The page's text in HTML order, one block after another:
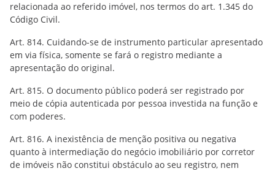
relacionada ao referido imóvel, nos termos do art. 1.345 do
Código Civil.
Art. 814. Cuidando-se de instrumento particular apresentado
em via física, somente se fará o registro mediante a
apresentação do original.
Art. 815. O documento público poderá ser registrado por
meio de cópia autenticada por pessoa investida na função e
com poderes.
Art. 816. A inexistência de menção positiva ou negativa
quanto à intermediação do negócio imobiliário por corretor
de imóveis não constitui obstáculo ao seu registro, nem